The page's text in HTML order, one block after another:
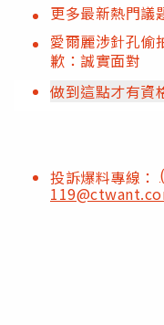
更多最新熱門議
愛爾麗涉針孔
歉：誠實面對
做到這點才有資
投訴爆料專線：